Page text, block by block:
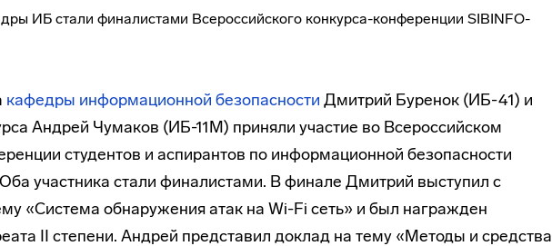
кафедры информационной безопасности Дмитрий Буренок (ИБ-41) и
Андрей Чумаков (ИБ-11М) приняли участие во Всероссийском
студентов и аспирантов по информационной безопасности
участника стали финалистами. В финале Дмитрий выступил с
«Система обнаружения атак на Wi-Fi сеть» и был награжден
II степени. Андрей представил доклад на тему «Методы и средства